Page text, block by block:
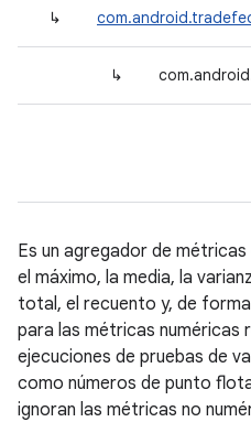
↳
↳
Es un agregador de
el máximo, la media, la
total, el recuento y, de
para las métricas numéricas
ejecuciones de pruebas de
como números de punto
ignoran las métricas no